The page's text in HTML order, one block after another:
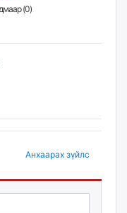
Үзэн ядмаар (0)
Анхаарах зүйлс